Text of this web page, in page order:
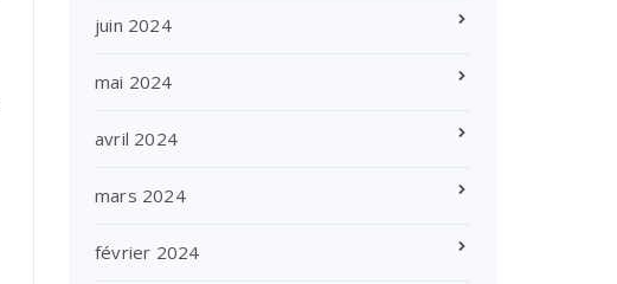
juin 2024
mai 2024
avril 2024
mars 2024
février 2024